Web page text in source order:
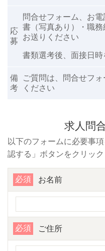
応
募
問合せフォーム、お
書（写真あり）・職
お送りください
書類選考後、面接日
備
考
ご質問は、問合せフ
ください
求人問
以下のフォームに必要事
認する」ボタンをクリック
お名前
必須
ご住所
必須